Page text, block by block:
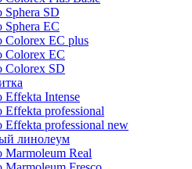
Sphera SD
Sphera EC
Colorex EC plus
Colorex EC
Colorex SD
Effekta Intense
Effekta professional
Effekta professional new
линолеум
Marmoleum Real